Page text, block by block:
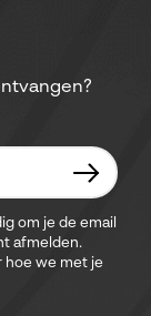
om je de email
afmelden.
hoe we met je